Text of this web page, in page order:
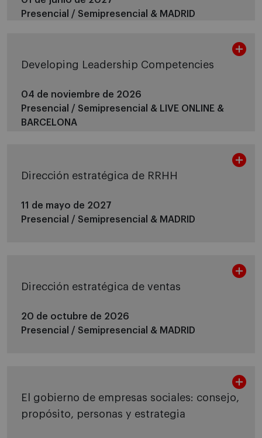
Presencial / Semipresencial & MADRID
Developing Leadership Competencies
04 de noviembre de 2026
Presencial / Semipresencial & LIVE ONLINE &
BARCELONA
Dirección estratégica de RRHH
11 de mayo de 2027
Presencial / Semipresencial & MADRID
Dirección estratégica de ventas
20 de octubre de 2026
Presencial / Semipresencial & MADRID
El gobierno de empresas sociales: consejo,
propósito, personas y estrategia